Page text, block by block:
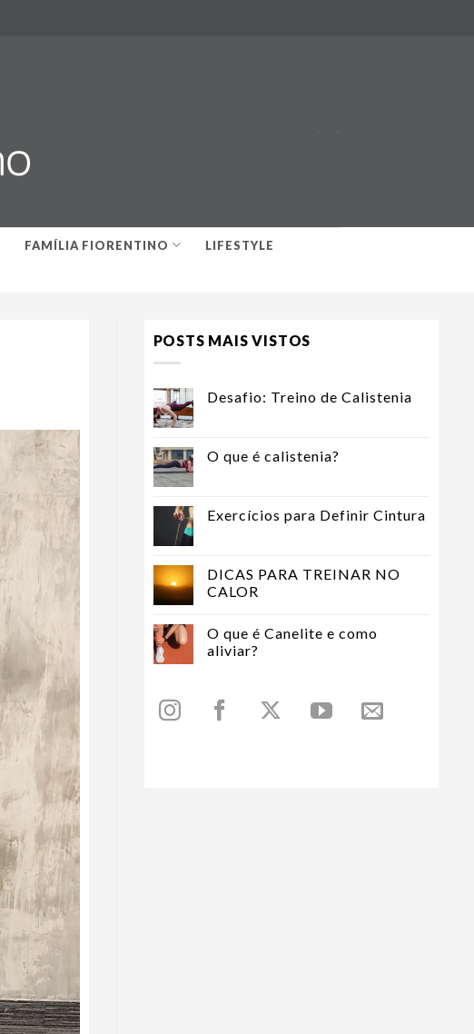
FAMÍLIA FIORENTINO LIFESTYLE
POSTS MAIS VISTOS
Desafio: Treino de Calistenia
O que é calistenia?
Exercícios para Definir Cintura
DICAS PARA TREINAR NO
CALOR
O que é Canelite e como
aliviar?